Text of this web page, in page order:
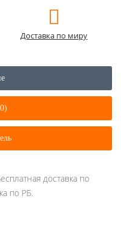
Доставка по миру
доставка по
по РБ.